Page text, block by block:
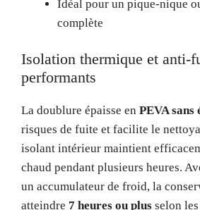
Idéal pour un pique-nique
complète
Isolation thermique et anti-
performants
La doublure épaisse en PEVA sans
risques de fuite et facilite le
isolant intérieur maintient
chaud pendant plusieurs heures.
un accumulateur de froid, la
atteindre 7 heures ou plus selon